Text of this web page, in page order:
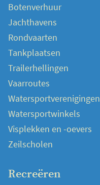
Botenverhuur
Jachthavens
Rondvaarten
Tankplaatsen
Trailerhellingen
Vaarroutes
Watersportverenigingen
Watersportwinkels
Visplekken en -oevers
Zeilscholen
Recreëren